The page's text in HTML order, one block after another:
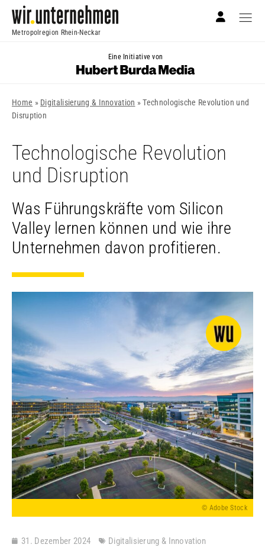
Metropolregion Rhein-Neckar
Eine Initiative von
Home » Digitalisierung & Innovation »Technologische Revolution und
Disruption
Technologische Revolution
und Disruption
Was Führungskräfte vom Silicon
Valley lernen können und wie ihre
Unternehmen davon profitieren.
© Adobe Stock
31. Dezember 2024 Digitalisierung & Innovation